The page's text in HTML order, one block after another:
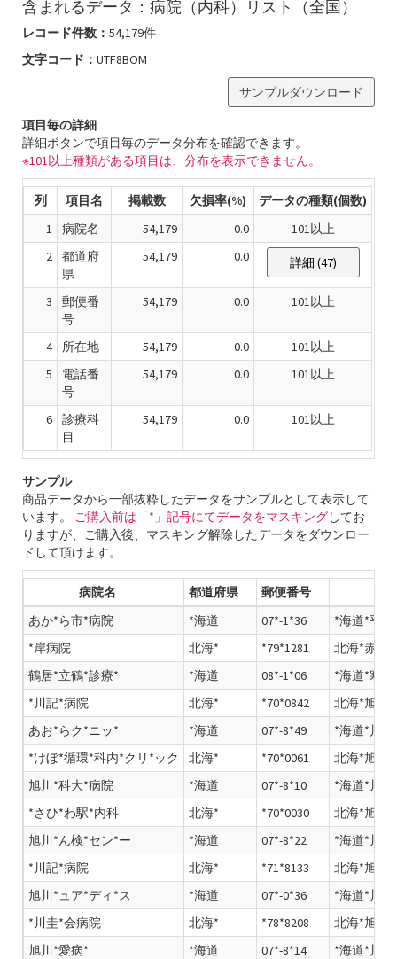
含まれるデータ： 病院（内科）リスト（全国）
レコード件数： 54,179件
文字コード： UTF8BOM
サンプルダウンロード
項目毎の詳細
詳細ボタンで項目毎のデータ分布を確認できます。
※101以上種類がある項目は、分布を表示できません。
列 項目名 掲載数 欠損率(%)
データの種類(個数)
1
病院名 54,179 0.0
101以上
2
都道府
県
54,179 0.0 詳細 (47)
3
郵便番
号
54,179 0.0 101以上
4 所在地 54,179 0.0
101以上
5
電話番
号
54,179 0.0 101以上
6
診療科
目
54,179 0.0 101以上
サンプル
商品データから一部抜粋したデータをサンプルとして表示して
います。 ご購入前は「*」記号にてデータをマスキングしてお
りますが、ご購入後、マスキング解除したデータをダウンロー
ドして頂けます。
病院名 都道府県
郵便番号
あか*ら市*病院
*海道 07*-1*36
*海道*平
*岸病院
北海* *79*1281
北海*赤平
鶴居*立鶴*診療*
*海道 08*-1*06
*海道*寒
*川記*病院
北海* *70*0842
北海*旭川
あお*らク*ニッ*
*海道 07*-8*49
*海道*川
*けぼ*循環*科内*クリ*ック
北海* *70*0061
北海*旭川
旭川*科大*病院
*海道 07*-8*10
*海道*川
*さひ*わ駅*内科
北海* *70*0030
北海*旭川
旭川*ん検*セン*ー
*海道 07*-8*22
*海道*川
*川記*病院
北海* *71*8133
北海*旭川
旭川*ュア*ディ*ス
*海道 07*-0*36
*海道*川
*川圭*会病院
北海* *78*8208
北海*旭川
旭川*愛病*
*海道 07*-8*14
*海道*川